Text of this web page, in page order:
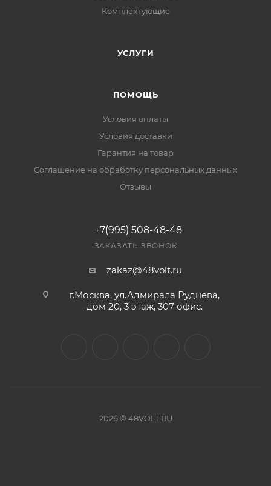
Комплектующие
УСЛУГИ
ПОМОЩЬ
Условия оплаты
Условия доставки
Гарантия на товар
Соглашение на обработку персональных данных
Отзывы
+7(995) 508-48-48
ЗАКАЗАТЬ ЗВОНОК
zakaz@48volt.ru
г.Москва, ул.Адмирала Руднева,
дом 20, 3 этаж, 307 офис.
2026 © 48VOLT.RU